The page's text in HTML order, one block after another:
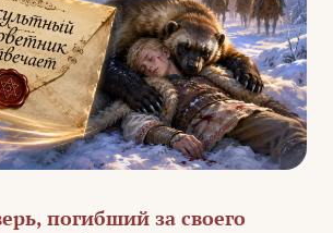
погибший за своего